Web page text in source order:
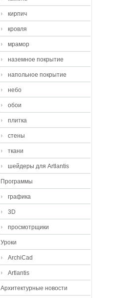
кирпич
кровля
мрамор
наземное покрытие
напольное покрытие
небо
обои
плитка
стены
ткани
шейдеры для Artlantis
Программы
графика
3D
просмотрщики
Уроки
ArchiCad
Artlantis
Архитектурные новости